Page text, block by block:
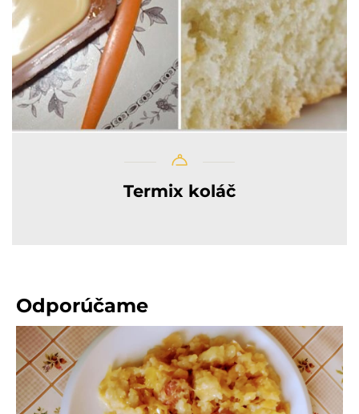
Termix koláč
Odporúčame